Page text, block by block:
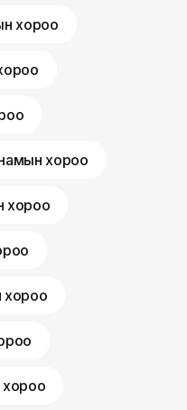
хороо
хороо
хороо
хороо
хороо